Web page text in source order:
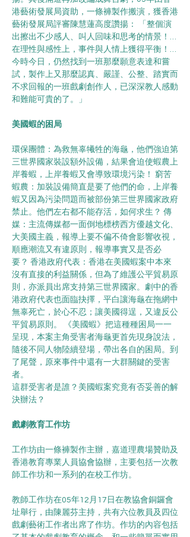
港藝術發展局資助，一條褲製作搬演，獲香港
藝術發展局評審陳慧蓮高度讚揚： 「整個演
出擦出不少感人、叫人回味和思考的情景！…
在理性與感性上，事件與人情上獲得平衡！…
今時今日，仍然找到一班那麼願意表達和嘗
試，製作上又那麼認真、嚴謹、公整、踏實而
不求回報的一班戲劇創作人，已深深教人感動
和難能可貴的了。」
美國蝦的困局
環保團體：為救無辜犧牲的海龜，他們強迫第
三世界國家裝設額外設備，結果會迫使蝦農上
岸養蝦，上岸養蝦又會導致環境污染！ 窮苦
蝦農：加裝設備簡直是要了他們的命，上岸養
蝦又因為污染問題而被部份第三世界國家政府
禁止。他們左右都不能存活，如何求生？ 傳
媒：主流傳媒都一面倒地標榜西方優越文化、
大美國主義，報導上要不偏不倚會影響收視，
順應潮流又有違原則，報導事實又是否必
要？ 香港政府代表：香港在美國蝦案中本來
沒有直接的利益關係，但為了維護公平貿易原
則，亦派員出席支持第三世界國家。劇中的香
港政府代表也面臨抉擇，平白讓海龜在拖網中
無辜死亡，於心不忍；讓美國得逞，又違反公
平貿易原則。 《美國蝦》把這種種困局一一
呈現，本案主角受害者海龜更首先現身說法，
隨後不同人物陸續登場，帶出各自的困局。到
了尾聲，原來事件中還有一大群關鍵的受害
者。
這群受害者是誰？美國蝦案究竟有否妥善的解
決辦法？
戲劇教育工作坊
工作坊由一條褲製作主辦，嘉道理農場贊助及
香港教育專業人員協會協辦，主要包括一次教
師工作坊和一系列的在校工作坊。
教師工作坊在05年12月17日在教協會銅鑼會
址舉行，由陳麗芬主持，共有六位教員及四位
戲劇藝術工作者出席了作坊。作坊的內容包括